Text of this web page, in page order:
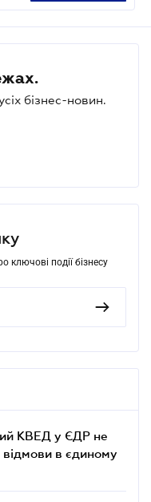
бізнес-новин.
ключові події бізнесу
КВЕД у ЄДР не
відмови в єдиному